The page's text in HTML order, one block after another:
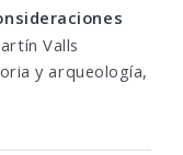
Valls
y arqueología,